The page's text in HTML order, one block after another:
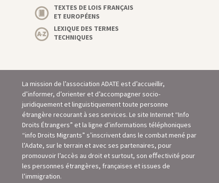
TEXTES DE LOIS FRANÇAIS
ET EUROPÉENS
LEXIQUE DES TERMES
TECHNIQUES
La mission de l’association ADATE est d’accueillir,
d’informer, d’orienter et d’accompagner socio-
juridiquement et linguistiquement toute personne
étrangère recourant à ses services. Le site Internet “Info
Droits Étrangers” et la ligne d’informations téléphoniques
“info Droits Migrants” s’inscrivent dans le combat mené par
l’Adate, sur le terrain et avec ses partenaires, pour
promouvoir l’accès au droit et surtout, son eﬀectivité pour
les personnes étrangères, françaises et issues de
l’immigration.